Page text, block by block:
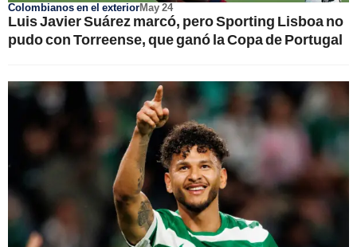
Colombianos en el exteriorMay 24
Luis Javier Suárez marcó, pero Sporting Lisboa no
pudo con Torreense, que ganó la Copa de Portugal